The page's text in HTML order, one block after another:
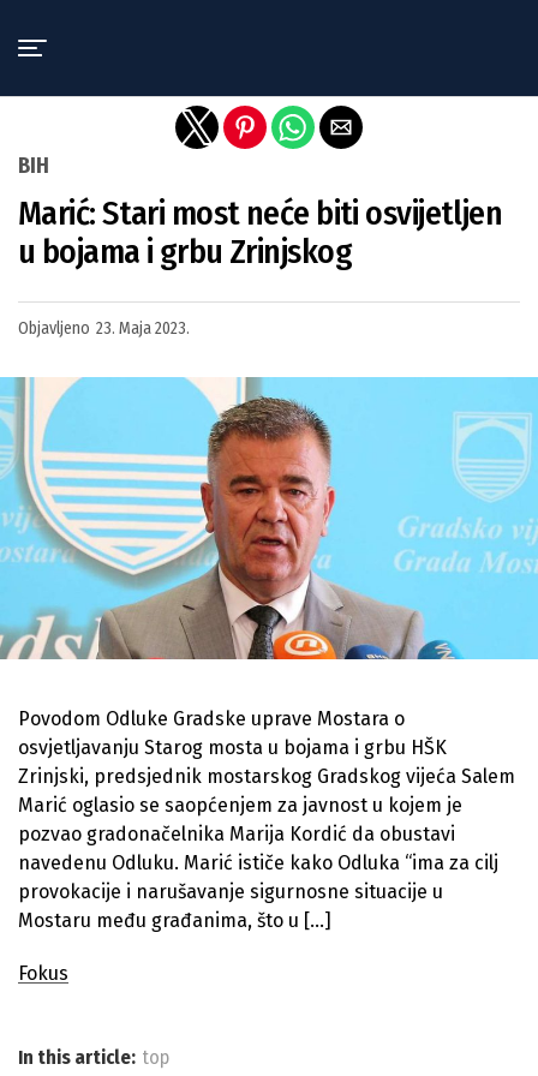
BIH
Marić: Stari most neće biti osvijetljen
u bojama i grbu Zrinjskog
Objavljeno 23. Maja 2023.
Povodom Odluke Gradske uprave Mostara o
osvjetljavanju Starog mosta u bojama i grbu HŠK
Zrinjski, predsjednik mostarskog Gradskog vijeća Salem
Marić oglasio se saopćenjem za javnost u kojem je
pozvao gradonačelnika Marija Kordić da obustavi
navedenu Odluku. Marić ističe kako Odluka “ima za cilj
provokacije i narušavanje sigurnosne situacije u
Mostaru među građanima, što u […]
Fokus
In this article: top